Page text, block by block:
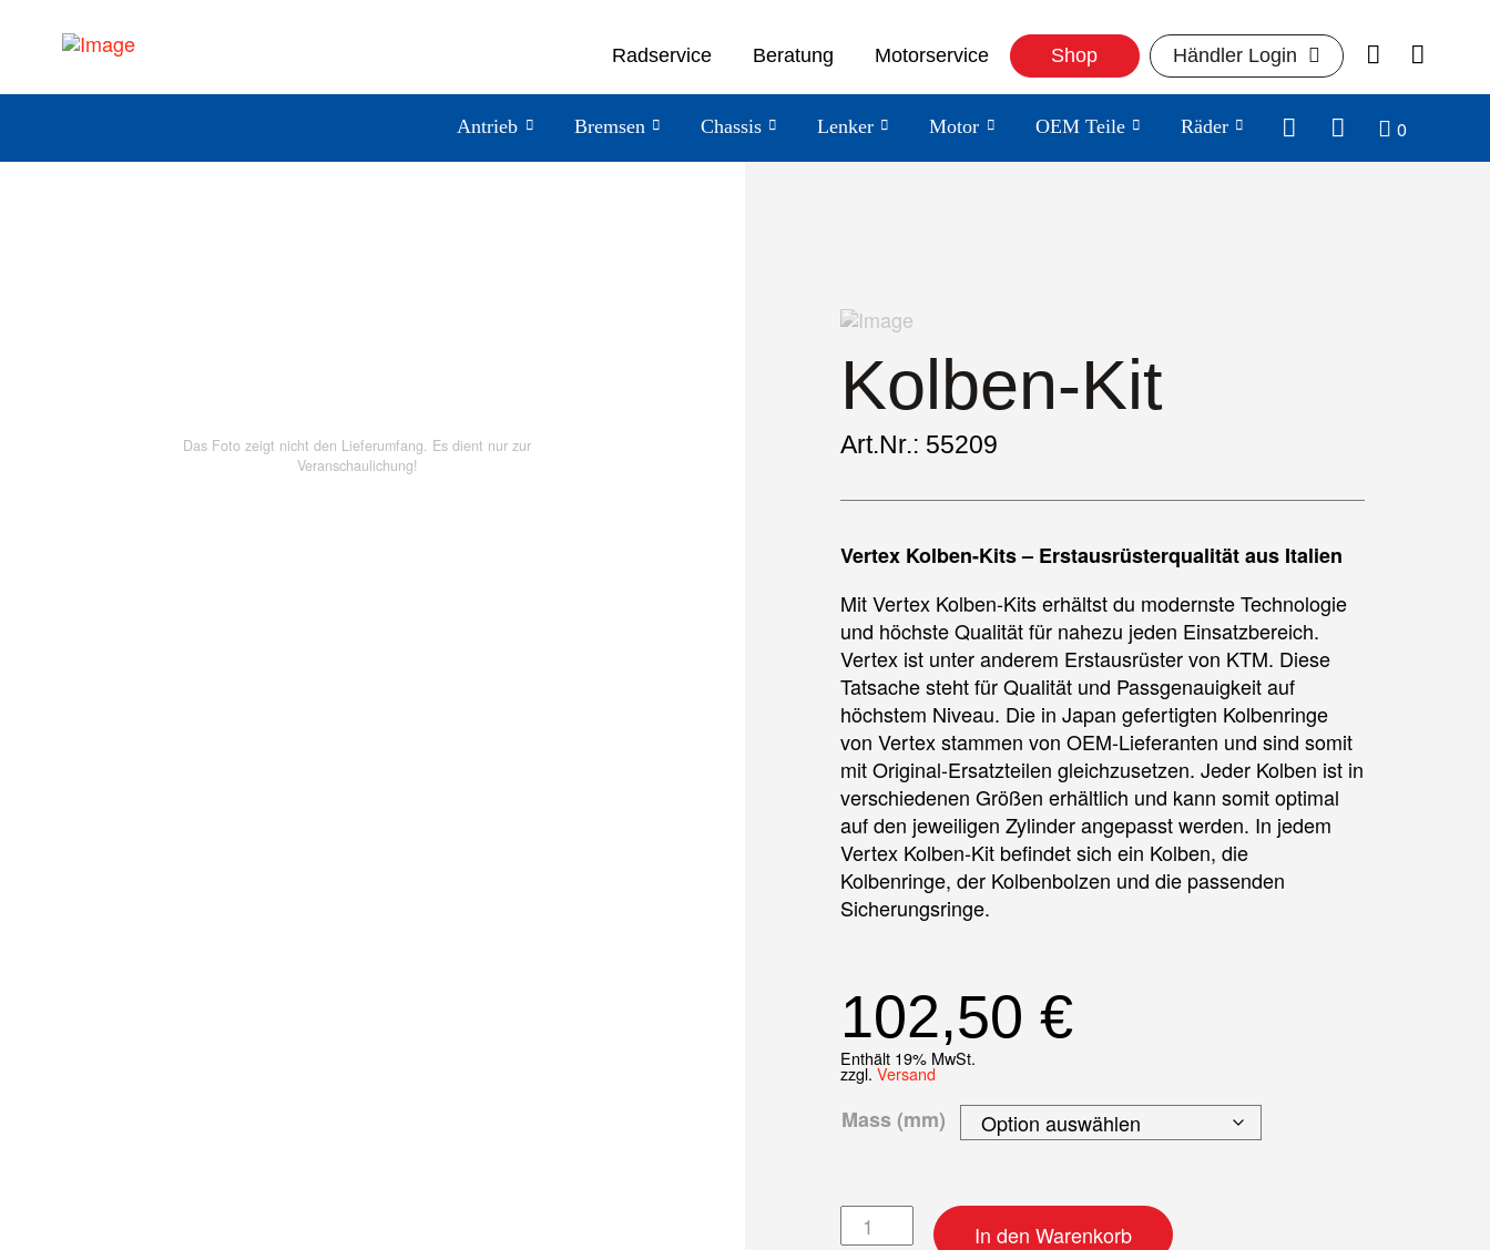
Radservice Beratung Motorservice Shop Händler Login
Antrieb Bremsen Chassis Lenker Motor OEM Teile Räder 0
Das Foto zeigt nicht den Lieferumfang. Es dient nur zur
Veranschaulichung!
Kolben-Kit
Art.Nr.: 55209
Vertex Kolben-Kits – Erstausrüsterqualität aus Italien
Mit Vertex Kolben-Kits erhältst du modernste Technologie
und höchste Qualität für nahezu jeden Einsatzbereich.
Vertex ist unter anderem Erstausrüster von KTM. Diese
Tatsache steht für Qualität und Passgenauigkeit auf
höchstem Niveau. Die in Japan gefertigten Kolbenringe
von Vertex stammen von OEM-Lieferanten und sind somit
mit Original-Ersatzteilen gleichzusetzen. Jeder Kolben ist in
verschiedenen Größen erhältlich und kann somit optimal
auf den jeweiligen Zylinder angepasst werden. In jedem
Vertex Kolben-Kit befindet sich ein Kolben, die
Kolbenringe, der Kolbenbolzen und die passenden
Sicherungsringe.
102,50€
Enthält 19% MwSt.
zzgl.Versand
Mass (mm)
Kolben-Kit MengeIn den Warenkorb